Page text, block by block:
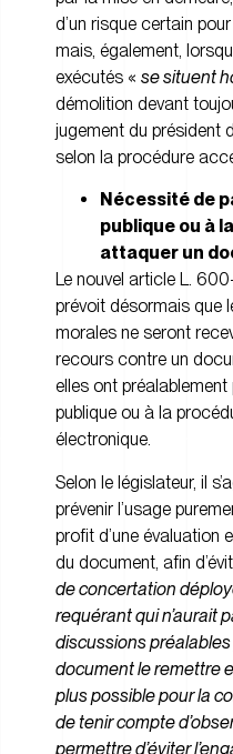
d’un risque certain
mais, également,
exécutés « se situent
démolition devant
jugement du président
selon la procédure
Nécessité de
publique ou à
attaquer un
Le nouvel article L.
prévoit désormais que
morales ne seront
recours contre un
elles ont préalablement
publique ou à la
électronique.
Selon le législateur, il
prévenir l’usage
profit d’une évaluation
du document, afin
de concertation
requérant qui n’aurait
discussions
document le remettre
plus possible pour la
de tenir compte
permettre d’éviter